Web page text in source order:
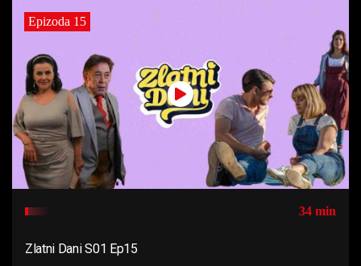
Epizoda 15
34 min
Zlatni Dani S01 Ep15